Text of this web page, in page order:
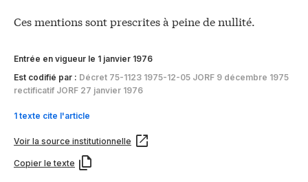
Ces mentions sont prescrites à peine de nullité.
Entrée en vigueur le 1 janvier 1976
Est codifié par : Décret 75-1123 1975-12-05 JORF 9 décembre 1975
rectificatif JORF 27 janvier 1976
1 texte cite l'article
Voir la source institutionnelle
Copier le texte